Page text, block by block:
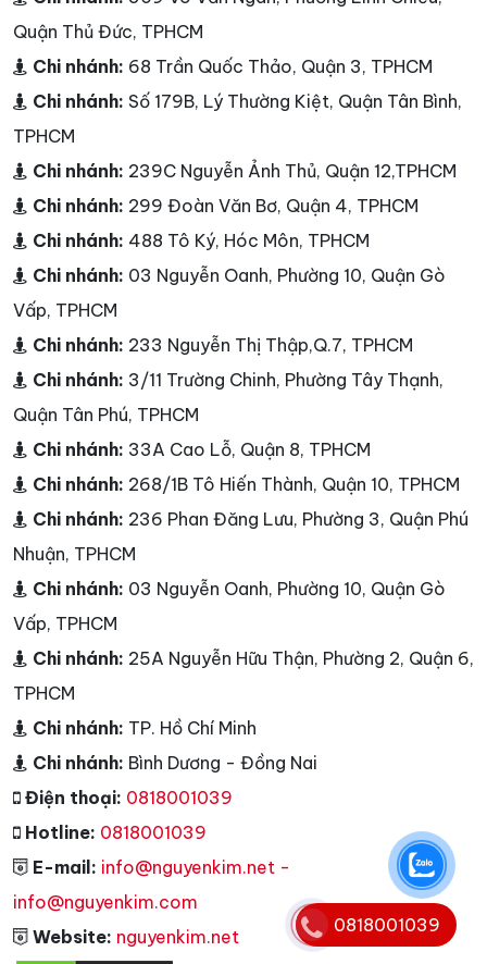
Chi nhánh:
309 Võ Văn Ngân, Phường Linh Chiểu,
Quận Thủ Đức, TPHCM
Chi nhánh: 68 Trần Quốc Thảo, Quận 3, TPHCM
Chi nhánh:
TPHCM
Chi nhánh: 239C Nguyễn Ảnh Thủ, Quận 12,TPHCM
Chi nhánh:
299 Đoàn Văn Bơ, Quận 4, TPHCM
Chi nhánh: 488 Tô Ký, Hóc Môn, TPHCM
Chi nhánh:
Vấp, TPHCM
Chi nhánh: 233 Nguyễn Thị Thập,Q.7, TPHCM
Chi nhánh: 3/11 Trường Chinh, Phường Tây Thạnh,
Quận Tân Phú, TPHCM
Chi nhánh: 33A Cao Lỗ, Quận 8, TPHCM
Chi nhánh: 268/1B Tô Hiến Thành, Quận 10, TPHCM
Chi nhánh:236 Phan Đăng Lưu, Phường 3, Quận Phú
Nhuận, TPHCM
Chi nhánh:
Vấp, TPHCM
Chi nhánh:
TPHCM
Chi nhánh: TP. Hồ Chí Minh
Chi nhánh:Bình Dương - Đồng Nai
Điện thoại:0818001039
Hotline: 0818001039
E-mail:
info@nguyenkim.net -
info@nguyenkim.com
0818001039